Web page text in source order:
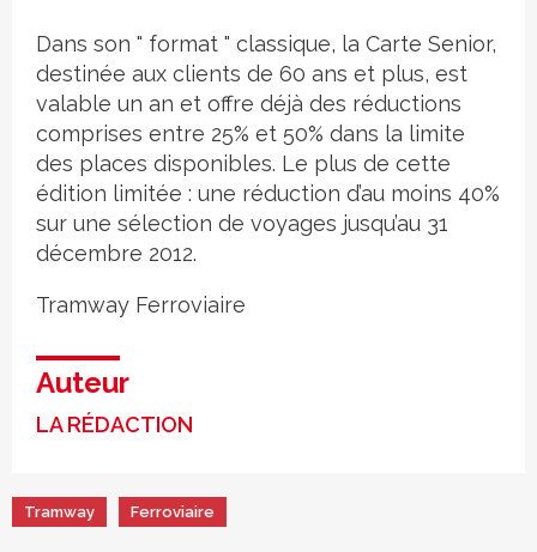
Dans son " format " classique, la Carte Senior,
destinée aux clients de 60 ans et plus, est
valable un an et offre déjà des réductions
comprises entre 25% et 50% dans la limite
des places disponibles. Le plus de cette
édition limitée : une réduction d’au moins 40%
sur une sélection de voyages jusqu’au 31
décembre 2012.
Tramway Ferroviaire
Auteur
LA RÉDACTION
Tramway Ferroviaire